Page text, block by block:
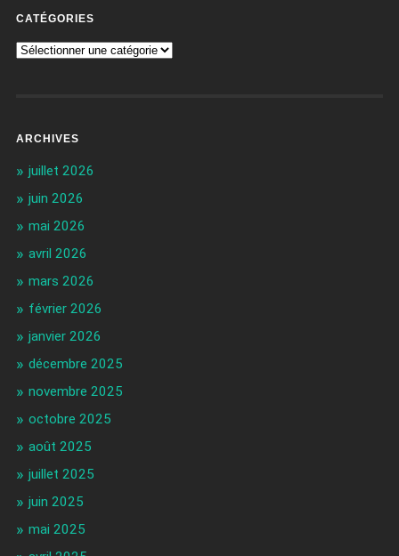
CATÉGORIES
ARCHIVES
juillet 2026
juin 2026
mai 2026
avril 2026
mars 2026
février 2026
janvier 2026
décembre 2025
novembre 2025
octobre 2025
août 2025
juillet 2025
juin 2025
mai 2025